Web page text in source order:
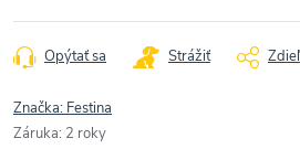
cena:
Opýtať sa Strážiť
Značka: Festina
Záruka: 2 roky